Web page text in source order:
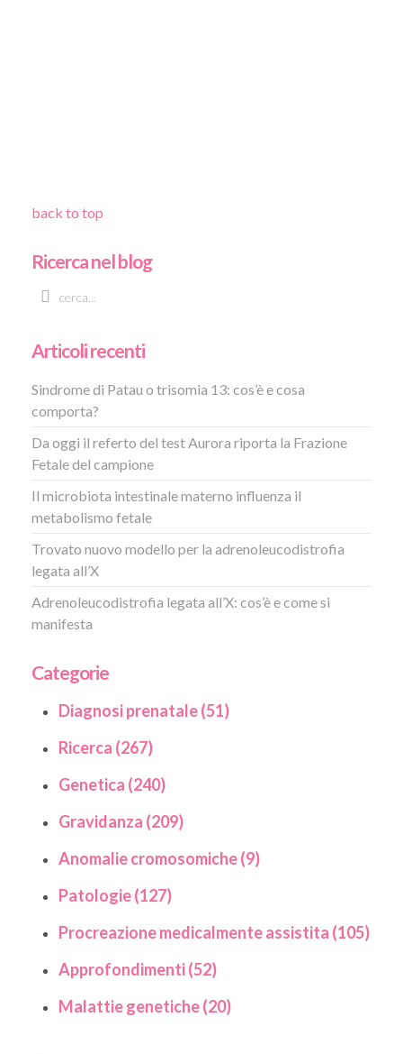
back to top
Ricerca nel blog
Articoli recenti
Sindrome di Patau o trisomia 13: cos’è e cosa
comporta?
Da oggi il referto del test Aurora riporta la Frazione
Fetale del campione
Il microbiota intestinale materno influenza il
metabolismo fetale
Trovato nuovo modello per la adrenoleucodistrofia
legata all’X
Adrenoleucodistrofia legata all’X: cos’è e come si
manifesta
Categorie
Diagnosi prenatale (51)
Ricerca (267)
Genetica (240)
Gravidanza (209)
Anomalie cromosomiche (9)
Patologie (127)
Procreazione medicalmente assistita (105)
Approfondimenti (52)
Malattie genetiche (20)